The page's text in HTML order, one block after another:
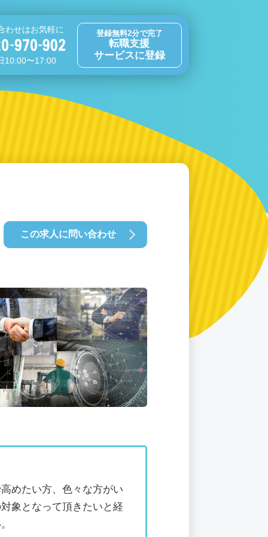
わせはお気軽に
10:00〜17:00
登録無料2分で完了
転職支援
サービスに登録
この求人に問い合わせ
めたい方、色々な方がい
象となって頂きたいと経